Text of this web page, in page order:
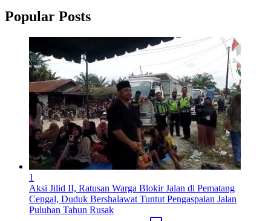
Popular Posts
1
Aksi Jilid II, Ratusan Warga Blokir Jalan di Pematang
Cengal, Duduk Bershalawat Tuntut Pengaspalan Jalan
Puluhan Tahun Rusak